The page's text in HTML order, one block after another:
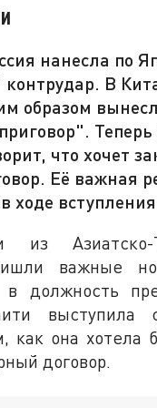
нанесла по
В
образом
Теперь
что хочет
Её важная
ходе
Азиатско-
важные
в должность
выступила
как она хотела
договор.